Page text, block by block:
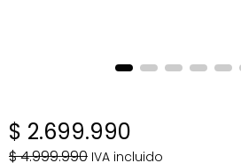
$ 2.699.990
$4.999.990 IVA incluido